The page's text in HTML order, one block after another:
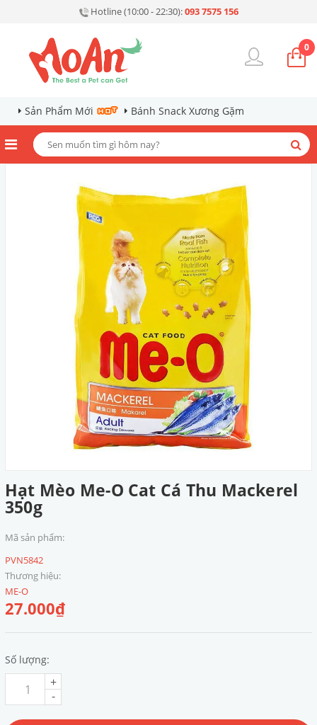
Hotline (10:00 - 22:30):093 7575 156
0
Sản Phẩm Mới Bánh Snack Xương Gặm
Hạt Mèo Me-O Cat Cá Thu Mackerel
350g
Mã sản phẩm:
PVN5842
Thương hiệu:
ME-O
27.000₫
Số lượng:
-
+